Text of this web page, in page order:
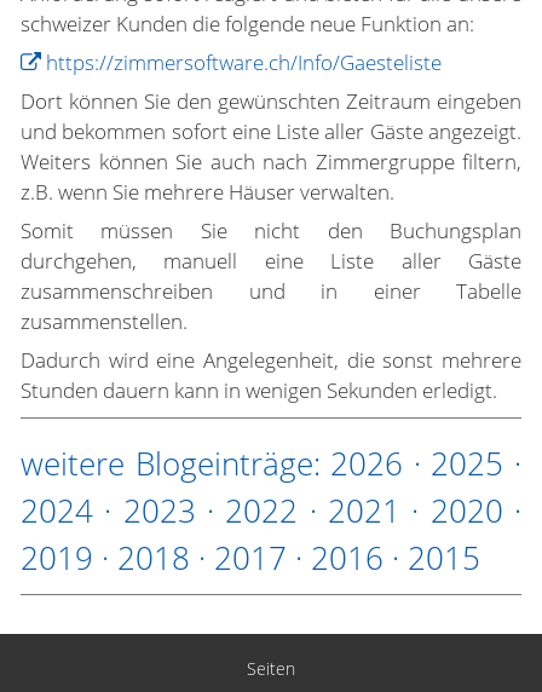
schweizer Kunden die folgende neue Funktion an:
https://zimmersoftware.ch/Info/Gaesteliste
Dort können Sie den gewünschten Zeitraum eingeben
und bekommen sofort eine Liste aller Gäste angezeigt.
Weiters können Sie auch nach Zimmergruppe filtern,
z.B. wenn Sie mehrere Häuser verwalten.
Somit müssen Sie nicht den Buchungsplan
durchgehen, manuell eine Liste aller Gäste
zusammenschreiben und in einer Tabelle
zusammenstellen.
Dadurch wird eine Angelegenheit, die sonst mehrere
Stunden dauern kann in wenigen Sekunden erledigt.
weitere Blogeinträge: 2026 · 2025 ·
2024 · 2023 · 2022 · 2021 · 2020 ·
2019 · 2018 · 2017 · 2016 · 2015
Seiten